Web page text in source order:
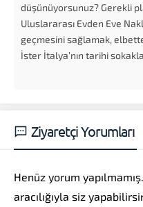
düşünüyorsunuz? Gerekli
Uluslararası Evden Eve
geçmesini sağlamak,
İster İtalya’nın tarihi
Ziyaretçi Yorumları
Henüz yorum
aracılığıyla siz